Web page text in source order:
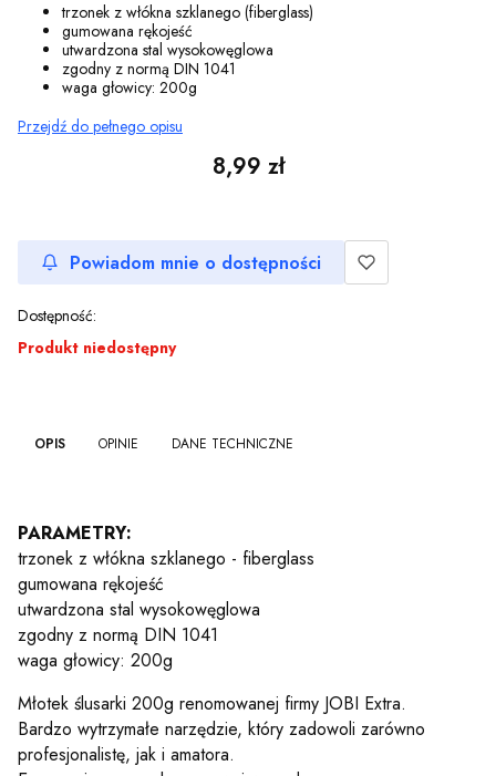
trzonek z włókna szklanego (fiberglass)
gumowana rękojeść
utwardzona stal wysokowęglowa
zgodny z normą DIN 1041
waga głowicy: 200g
Przejdź do pełnego opisu
Cena
8,99 zł
Powiadom mnie o dostępności
Dostępność:
Produkt niedostępny
OPIS OPINIE DANE TECHNICZNE
PARAMETRY:
trzonek z włókna szklanego - fiberglass
gumowana rękojeść
utwardzona stal wysokowęglowa
zgodny z normą DIN 1041
waga głowicy: 200g
Młotek ślusarki 200g renomowanej firmy JOBI Extra.
Bardzo wytrzymałe narzędzie, który zadowoli zarówno
profesjonalistę, jak i amatora.